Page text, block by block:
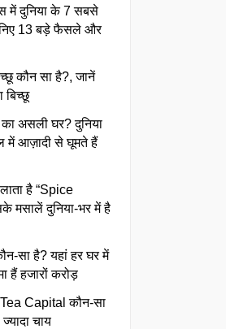
में दुनिया के 7 सबसे
13 बड़े फैसले और
कौन सा है?, जानें
बिच्छू
का असली घर? दुनिया
में आज़ादी से घूमते हैं
है “Spice
मसालें दुनिया-भर में है
सा है? यहां हर घर में
हैं हजारों करोड़
Capital कौन-सा
चाय